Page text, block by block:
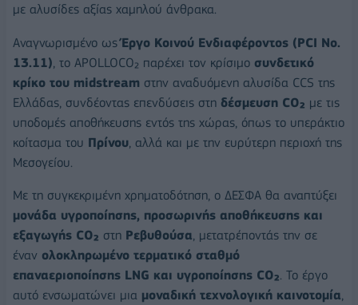
με αλυσίδες αξίας χαμηλού άνθρακα.
Αναγνωρισμένο ωςΈργο Κοινού Ενδιαφέροντος (PCI No.
13.11) , το APOLLOCO₂ παρέχει τον κρίσιμο συνδετικό
κρίκο του midstream στην αναδυόμενη αλυσίδα CCS της
Ελλάδας, συνδέοντας επενδύσεις στη δέσμευση CO₂ με τις
υποδομές αποθήκευσης εντός της χώρας, όπως το υπεράκτιο
κοίτασμα του Πρίνου , αλλά και με την ευρύτερη περιοχή της
Μεσογείου.
Με τη συγκεκριμένη χρηματοδότηση, ο ΔΕΣΦΑ θα αναπτύξει
μονάδα υγροποίησης, προσωρινής αποθήκευσης και
εξαγωγής CO₂ στη Ρεβυθούσα, μετατρέποντάς την σε
έναν ολοκληρωμένο τερματικό σταθμό
επαναεριοποίησης LNG και υγροποίησης CO₂. Το έργο
αυτό ενσωματώνει μια μοναδική τεχνολογική καινοτομία,